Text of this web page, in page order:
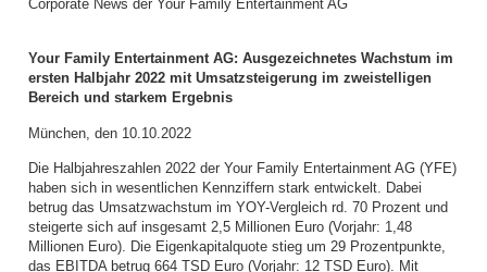
Corporate News der Your Family Entertainment AG
Your Family Entertainment AG: Ausgezeichnetes Wachstum im
ersten Halbjahr 2022 mit Umsatzsteigerung im zweistelligen
Bereich und starkem Ergebnis
München, den 10.10.2022
Die Halbjahreszahlen 2022 der Your Family Entertainment AG (YFE)
haben sich in wesentlichen Kennziffern stark entwickelt. Dabei
betrug das Umsatzwachstum im YOY-Vergleich rd. 70 Prozent und
steigerte sich auf insgesamt 2,5 Millionen Euro (Vorjahr: 1,48
Millionen Euro). Die Eigenkapitalquote stieg um 29 Prozentpunkte,
das EBITDA betrug 664 TSD Euro (Vorjahr: 12 TSD Euro). Mit